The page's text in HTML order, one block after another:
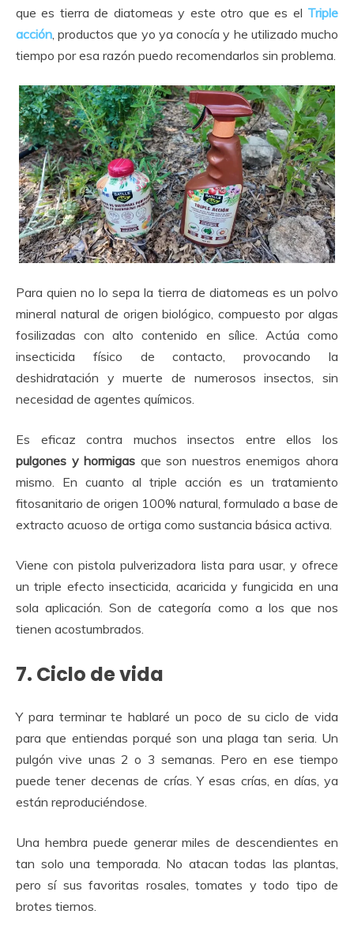
que es tierra de diatomeas y este otro que es el Triple
acción, productos que yo ya conocía y he utilizado mucho
tiempo por esa razón puedo recomendarlos sin problema.
Para quien no lo sepa la tierra de diatomeas es un polvo
mineral natural de origen biológico, compuesto por algas
fosilizadas con alto contenido en sílice. Actúa como
insecticida físico de contacto, provocando la
deshidratación y muerte de numerosos insectos, sin
necesidad de agentes químicos.
Es eficaz contra muchos insectos entre ellos los
pulgones y hormigas que son nuestros enemigos ahora
mismo. En cuanto al triple acción es un tratamiento
fitosanitario de origen 100% natural, formulado a base de
extracto acuoso de ortiga como sustancia básica activa.
Viene con pistola pulverizadora lista para usar, y ofrece
un triple efecto insecticida, acaricida y fungicida en una
sola aplicación. Son de categoría como a los que nos
tienen acostumbrados.
7. Ciclo de vida
Y para terminar te hablaré un poco de su ciclo de vida
para que entiendas porqué son una plaga tan seria. Un
pulgón vive unas 2 o 3 semanas. Pero en ese tiempo
puede tener decenas de crías. Y esas crías, en días, ya
están reproduciéndose.
Una hembra puede generar miles de descendientes en
tan solo una temporada. No atacan todas las plantas,
pero sí sus favoritas rosales, tomates y todo tipo de
brotes tiernos.